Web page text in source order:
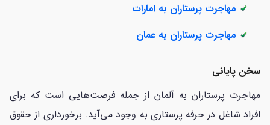
مهاجرت پرستاران به امارات
مهاجرت پرستاران به عمان
سخن پایانی
مهاجرت پرستاران به آلمان از جمله فرصت‌هایی است که برای
افراد شاغل در حرفه پرستاری به وجود می‌آید. برخورداری از حقوق